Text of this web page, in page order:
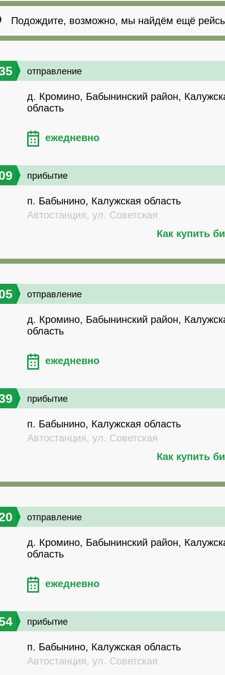
Подождите, возможно, мы найдём ещё
отправление
д. Кромино, Бабынинский район,
область
ежедневно
прибытие
п. Бабынино, Калужская область
Автостанция, ул. Советская
Как купить
отправление
д. Кромино, Бабынинский район,
область
ежедневно
прибытие
п. Бабынино, Калужская область
Автостанция, ул. Советская
Как купить
отправление
д. Кромино, Бабынинский район,
область
ежедневно
прибытие
п. Бабынино, Калужская область
Автостанция, ул. Советская